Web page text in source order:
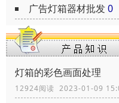
广告灯箱器材批发0
灯箱的彩色画面处理
12924阅读 2023-01-09